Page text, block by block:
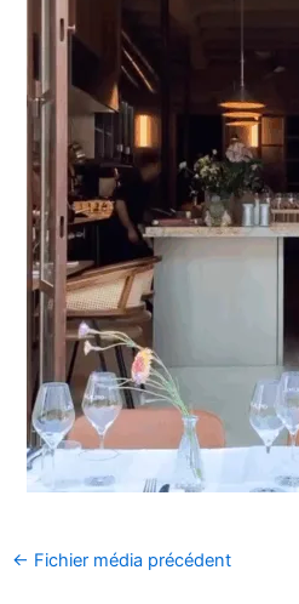
← Fichier média précédent